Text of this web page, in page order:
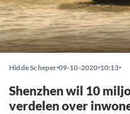
Hidde Scheper 09-10-2020 10:13
Shenzhen wil 10
verdelen over